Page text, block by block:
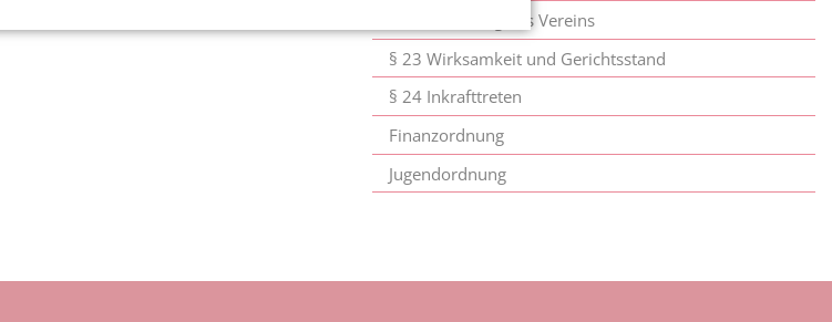
§ 22 Auflösung des Vereins
§ 23 Wirksamkeit und Gerichtsstand
§ 24 Inkrafttreten
Finanzordnung
Jugendordnung